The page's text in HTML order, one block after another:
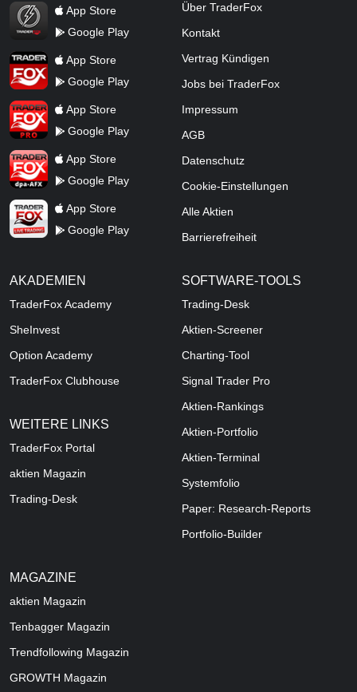
TraderFox Flash
App Store
Google Play
TraderFox AppApp Store
Google Play
TraderFox ProApp Store
Google Play
TraderFox dpa-AFX ProFeed
App Store
Google Play
TraderFox Live Trading
App Store
Google Play
Über TraderFox
Kontakt
Vertrag Kündigen
Jobs bei TraderFox
Impressum
AGB
Datenschutz
Cookie-Einstellungen
Alle Aktien
Barrierefreiheit
AKADEMIEN
TraderFox Academy
SheInvest
Option Academy
TraderFox Clubhouse
WEITERE LINKS
TraderFox Portal
aktien Magazin
Trading-Desk
SOFTWARE-TOOLS
Trading-Desk
Aktien-Screener
Charting-Tool
Signal Trader Pro
Aktien-Rankings
Aktien-Portfolio
Aktien-Terminal
Systemfolio
Paper: Research-Reports
Portfolio-Builder
MAGAZINE
aktien Magazin
Tenbagger Magazin
Trendfollowing Magazin
GROWTH Magazin